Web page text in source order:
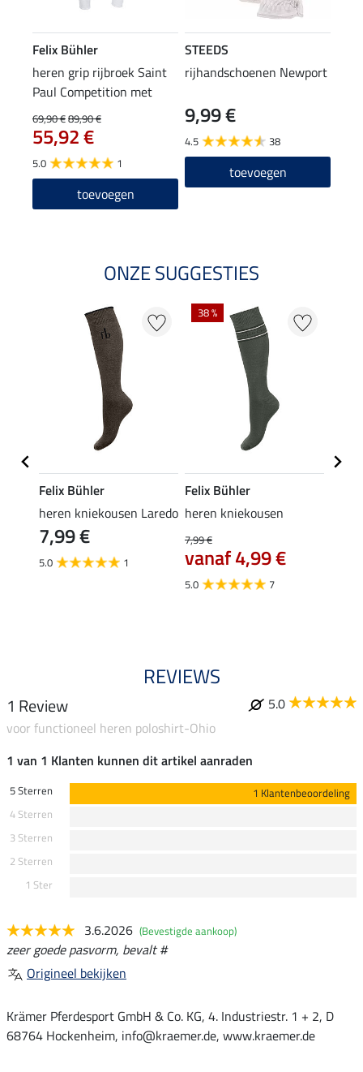
Felix Bühler
heren grip rijbroek Saint
Paul Competition met
knievlak
69,90 €89,90 €
55,92 €
5.0 1
toevoegen
STEEDS
rijhandschoenen Newport
9,99 €
4.5 38
toevoegen
ONZE SUGGESTIES
Felix Bühler
heren kniekousen Laredo
7,99 €
5.0 1
38 %
Felix Bühler
heren kniekousen
7,99 €
vanaf 4,99 €
5.0 7
REVIEWS
1 Review
5.0
voor functioneel heren poloshirt-Ohio
1 van 1 Klanten kunnen dit artikel aanraden
5 Sterren
1 Klantenbeoordeling
4 Sterren
3 Sterren
2 Sterren
1 Ster
3.6.2026 (Bevestigde aankoop)
zeer goede pasvorm, bevalt #
Origineel bekijken
Krämer Pferdesport GmbH & Co. KG, 4. Industriestr. 1 + 2, D
68764 Hockenheim, info@kraemer.de, www.kraemer.de